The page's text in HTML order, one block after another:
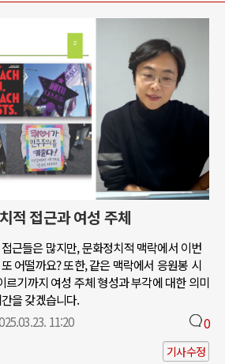
적 접근과 여성 주체
근들은 많지만, 문화정치적 맥락에서 이번
어떨까요? 또한, 같은 맥락에서 응원봉 시
르기까지 여성 주체 형성과 부각에 대한 의미
을 갖겠습니다.
11:20 0
기사수정